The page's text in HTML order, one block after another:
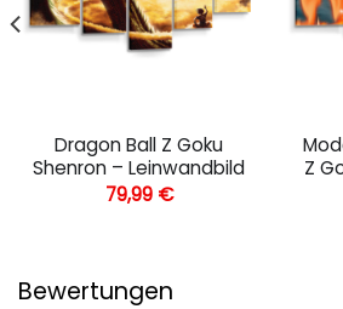
Dragon Ball Z Goku
Shenron – Leinwandbild
79,99 €
Z
Bewertungen